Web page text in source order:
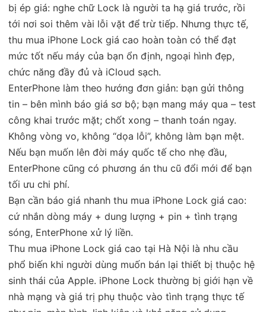
bị ép giá: nghe chữ Lock là người ta hạ giá trước, rồi
tới nơi soi thêm vài lỗi vặt để trừ tiếp. Nhưng thực tế,
thu mua iPhone Lock giá cao hoàn toàn có thể đạt
mức tốt nếu máy của bạn ổn định, ngoại hình đẹp,
chức năng đầy đủ và iCloud sạch.
EnterPhone làm theo hướng đơn giản: bạn gửi thông
tin – bên mình báo giá sơ bộ; bạn mang máy qua – test
công khai trước mặt; chốt xong – thanh toán ngay.
Không vòng vo, không “dọa lỗi”, không làm bạn mệt.
Nếu bạn muốn lên đời máy quốc tế cho nhẹ đầu,
EnterPhone cũng có phương án thu cũ đổi mới để bạn
tối ưu chi phí.
Bạn cần báo giá nhanh thu mua iPhone Lock giá cao:
cứ nhắn dòng máy + dung lượng + pin + tình trạng
sóng, EnterPhone xử lý liền.
Thu mua iPhone Lock giá cao tại Hà Nội là nhu cầu
phổ biến khi người dùng muốn bán lại thiết bị thuộc hệ
sinh thái của Apple. iPhone Lock thường bị giới hạn về
nhà mạng và giá trị phụ thuộc vào tình trạng thực tế